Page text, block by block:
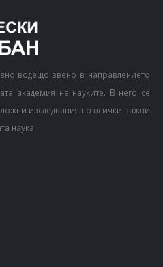
водещо звено в направлението
академия на науките. В него се
изследвания по всички важни
наука.